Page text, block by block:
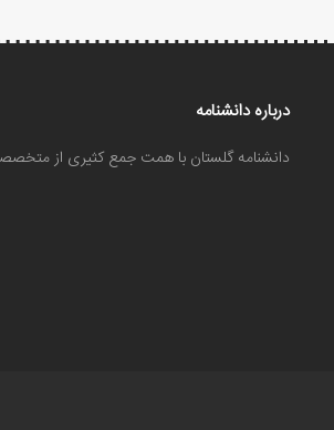
درباره دانشنامه
دانشنامه گلستان با همت جمع کثیری از